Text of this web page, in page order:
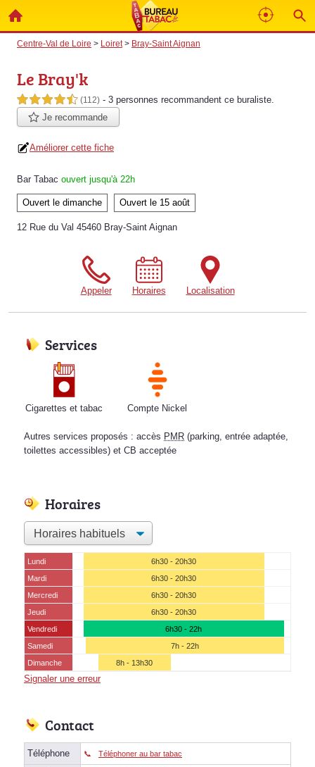
Centre-Val de Loire > Loiret> Bray-Saint Aignan
Le Bray'k
4,5 étoiles sur 5 (112) - 3 personnes recommandent ce buraliste.
Je recommande
Améliorer cette fiche
Bar Tabac ouvert jusqu'à 22h
Ouvert le dimanche Ouvert le 15 août
12 Rue du Val 45460 Bray-Saint Aignan
Appeler Horaires Localisation
Services
Cigarettes et tabac Compte Nickel
Autres services proposés : accès PMR (parking, entrée adaptée,
toilettes accessibles) et CB acceptée
Horaires
Lundi
6h30 - 20h30
Mardi
6h30 - 20h30
Mercredi
6h30 - 20h30
Jeudi
6h30 - 20h30
Vendredi
6h30 - 22h
Samedi
7h - 22h
Dimanche
8h - 13h30
Signaler une erreur
Contact
Téléphone Téléphoner au bar tabac